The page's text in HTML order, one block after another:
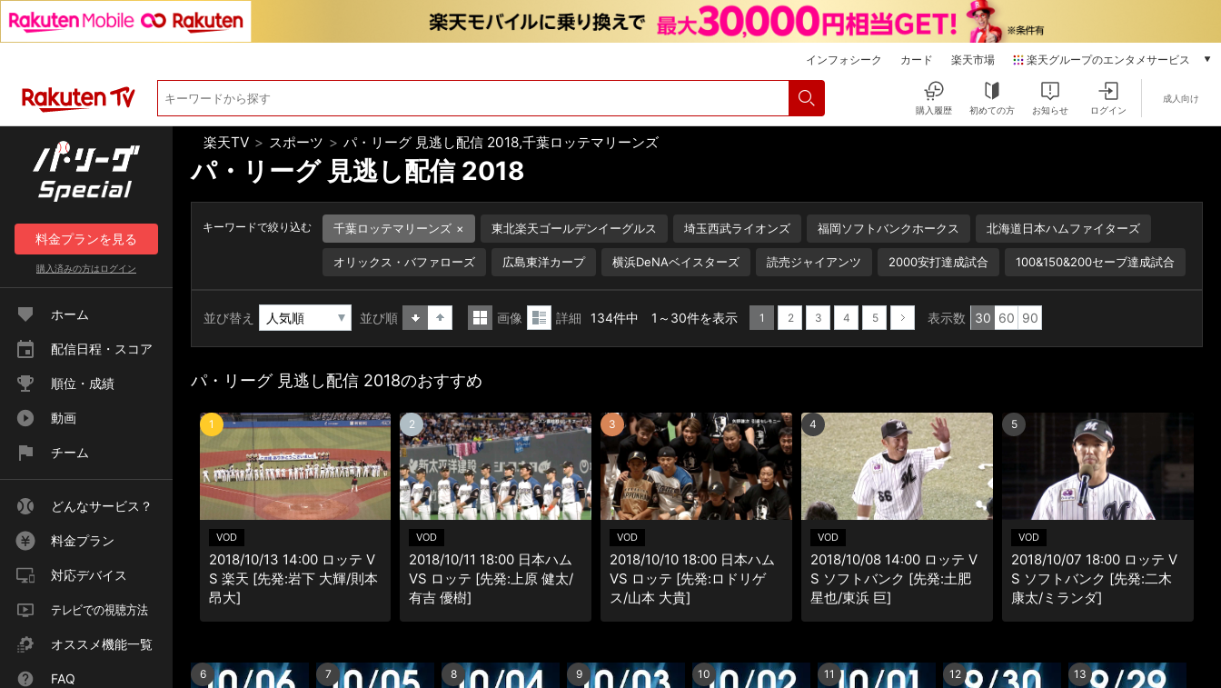
インフォシーク カード 楽天市場 楽天グループのエンタメサービス
本/ゲーム/CD/DVD
楽天マガジン
音楽配信
動画配信
無料テレビ
エンタメニュース
推し楽
購入履歴 初めての方 お知らせ ログイン
成人向け
料金プランを見る
購入済みの方は ログイン
ホーム
配信日程・スコア
順位・成績
動画
チーム
どんなサービス？
料金プラン
対応デバイス
テレビでの視聴方法
オススメ機能一覧
FAQ
楽天TV > スポーツ > パ・リーグ 見逃し配信 2018,千葉ロッテマリーンズ
パ・リーグ 見逃し配信 2018
キーワードで絞り込む 千葉ロッテマリーンズ 東北楽天ゴールデンイーグルス 埼玉西武ライオンズ 福岡ソフトバンクホークス 北海道日本ハムファイターズ
オリックス・バファローズ 広島東洋カープ 横浜DeNAベイスターズ 読売ジャイアンツ 2000安打達成試合 100&150&200セーブ達成試合
並び替え
並び順
表
示
画像
示
詳細 134件中 1～30件を表示 1 2 3 4 5 表示数 30 60 90
パ・リーグ 見逃し配信 2018のおすすめ
VOD
1
2018/10/13 14:00 ロッテ V
S 楽天 [先発:岩下 大輝/則本
昂大]
VOD
2
2018/10/11 18:00 日本ハム
VS ロッテ [先発:上原 健太/
有吉 優樹]
VOD
3
2018/10/10 18:00 日本ハム
VS ロッテ [先発:ロドリゲ
ス/山本 大貴]
VOD
4
2018/10/08 14:00 ロッテ V
S ソフトバンク [先発:土肥
星也/東浜 巨]
VOD
5
2018/10/07 18:00 ロッテ V
S ソフトバンク [先発:二木
康太/ミランダ]
6 7 8 9 10 11 12 13